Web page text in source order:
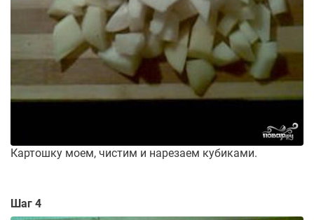
Картошку моем, чистим и нарезаем кубиками.
Шаг 4